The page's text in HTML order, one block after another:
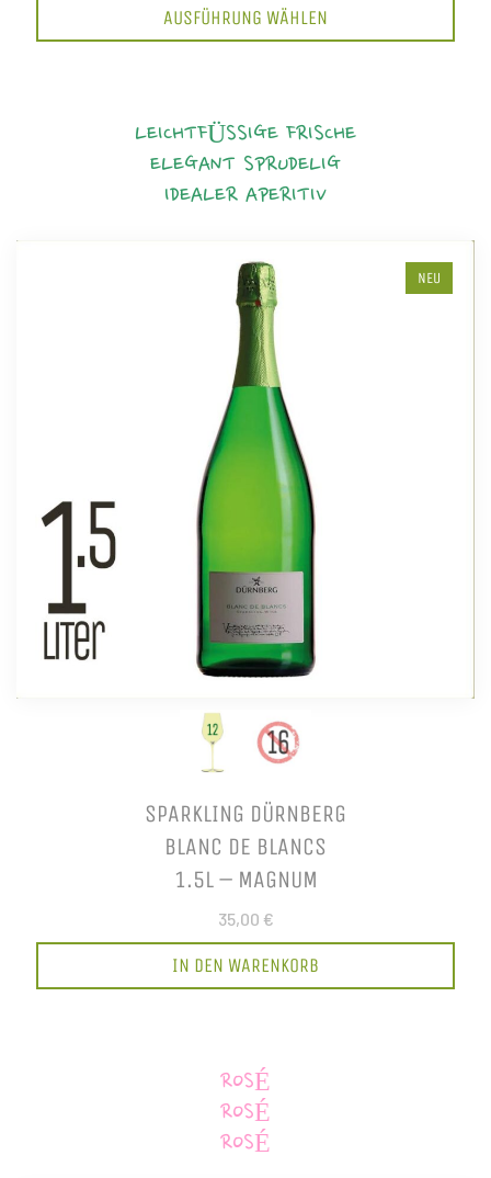
AUSFÜHRUNG WÄHLEN
LEICHTFÜSSIGE FRISCHE
ELEGANT SPRUDELIG
IDEALER APERITIV
NEU
SPARKLING DÜRNBERG
BLANC DE BLANCS
1.5L – MAGNUM
35,00 €
IN DEN WARENKORB
ROSÉ
ROSÉ
ROSÉ